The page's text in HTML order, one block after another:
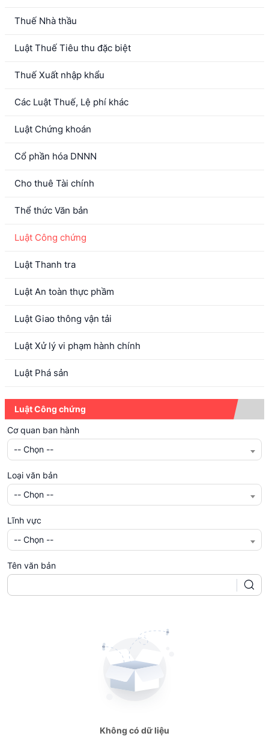
Thuế Nhà thầu
Luật Thuế Tiêu thu đặc biệt
Thuế Xuất nhập khẩu
Các Luật Thuế, Lệ phí khác
Luật Chứng khoán
Cổ phần hóa DNNN
Cho thuê Tài chính
Thể thức Văn bản
Luật Công chứng
Luật Thanh tra
Luật An toàn thực phầm
Luật Giao thông vận tải
Luật Xử lý vi phạm hành chính
Luật Phá sản
Luật Công chứng
Cơ quan ban hành
-- Chọn --
Loại văn bản
-- Chọn --
Lĩnh vực
-- Chọn --
Tên văn bản
Không có dữ liệu